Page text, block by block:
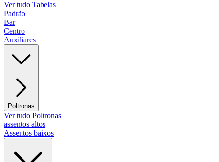
Ver tudo Tabelas
Padrão
Bar
Centro
Auxiliares
Poltronas
Ver tudo Poltronas
assentos altos
Assentos baixos